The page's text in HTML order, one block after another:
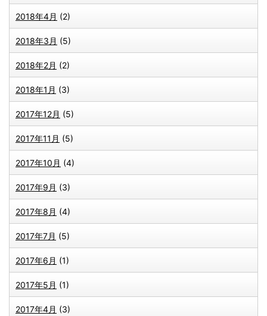
2018年4月 (2)
2018年3月 (5)
2018年2月 (2)
2018年1月 (3)
2017年12月 (5)
2017年11月 (5)
2017年10月 (4)
2017年9月 (3)
2017年8月 (4)
2017年7月 (5)
2017年6月 (1)
2017年5月 (1)
2017年4月 (3)